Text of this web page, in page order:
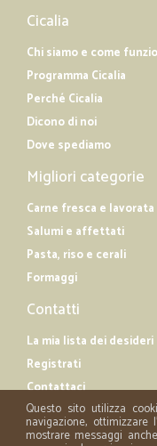
Cicalia
Chi siamo e come
Programma Cicalia
Perché Cicalia
Dicono di noi
Dove spediamo
Migliori categorie
Carne fresca e lavorata
Salumi e affettati
Pasta, riso e cerali
Formaggi
Contatti
La mia lista dei desideri
Registrati
Contattaci
Questo sito utilizza
navigazione,
mostrare messaggi